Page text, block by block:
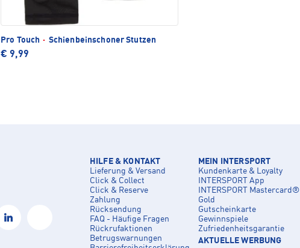
Pro Touch · Schienbeinschoner Stutzen
€ 9,99
HILFE & KONTAKT
Lieferung & Versand
Click & Collect
Click & Reserve
Zahlung
Rücksendung
FAQ - Häufige Fragen
Rückrufaktionen
Betrugswarnungen
MEIN INTERSPORT
Kundenkarte & Loyalty
INTERSPORT App
INTERSPORT Mastercard®
Gold
Gutscheinkarte
Gewinnspiele
Zufriedenheitsgarantie
AKTUELLE WERBUNG